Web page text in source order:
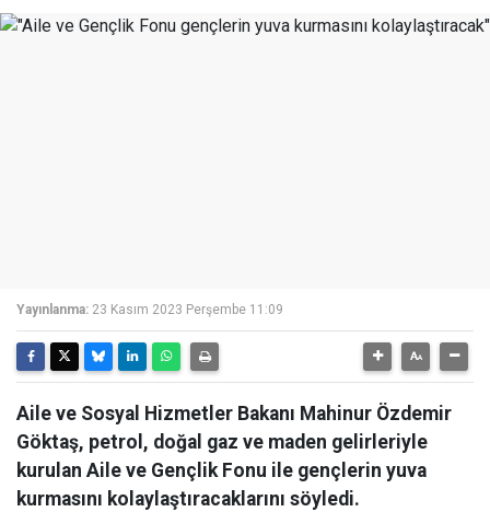
Yayınlanma: 23 Kasım 2023 Perşembe 11:09
Aile ve Sosyal Hizmetler Bakanı Mahinur Özdemir
Göktaş, petrol, doğal gaz ve maden gelirleriyle
kurulan Aile ve Gençlik Fonu ile gençlerin yuva
kurmasını kolaylaştıracaklarını söyledi.